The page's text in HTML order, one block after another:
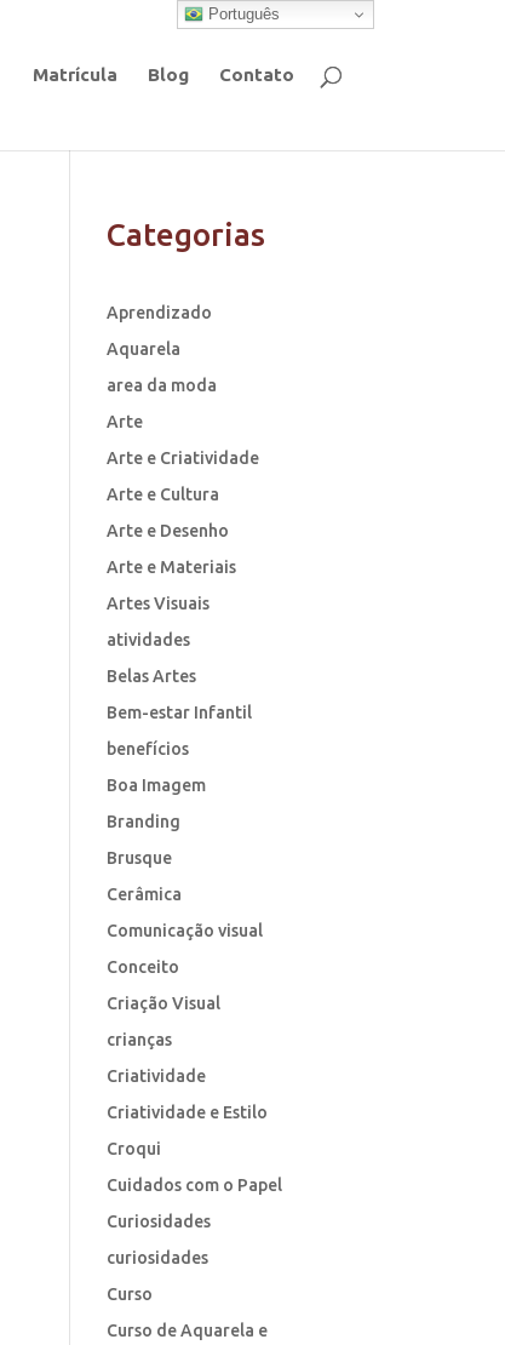
Matrícula Blog Contato
Categorias
Aprendizado
Aquarela
area da moda
Arte
Arte e Criatividade
Arte e Cultura
Arte e Desenho
Arte e Materiais
Artes Visuais
atividades
Belas Artes
Bem-estar Infantil
benefícios
Boa Imagem
Branding
Brusque
Cerâmica
Comunicação visual
Conceito
Criação Visual
crianças
Criatividade
Criatividade e Estilo
Croqui
Cuidados com o Papel
Curiosidades
curiosidades
Curso
Curso de Aquarela e
Português